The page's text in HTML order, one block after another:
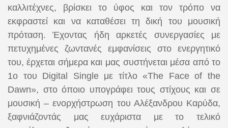
καλλιτέχνες, βρίσκει το ύφος και τον τρόπο να
εκφραστεί και να καταθέσει τη δική του μουσική
πρόταση. Έχοντας ήδη αρκετές συνεργασίες με
πετυχημένες ζωντανές εμφανίσεις στο ενεργητικό
του, έρχεται σήμερα και μας συστήνεται μέσα από το
1ο του Digital Single με τίτλο «The Face of the
Dawn», στο όποιο υπογράφει τους στίχους και σε
μουσική – ενορχήστρωση του Αλέξανδρου Καρύδα,
ξαφνιάζοντάς μας ευχάριστα με το τελικό